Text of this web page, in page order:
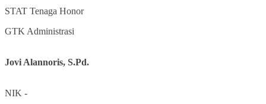
STAT Tenaga Honor
GTK Administrasi
Jovi Alannoris, S.Pd.
NIK -